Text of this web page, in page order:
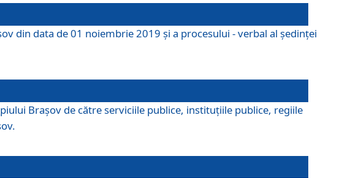
din data de 01 noiembrie 2019 și a procesului - verbal al ședinței
Brașov de către serviciile publice, instituțiile publice, regiile